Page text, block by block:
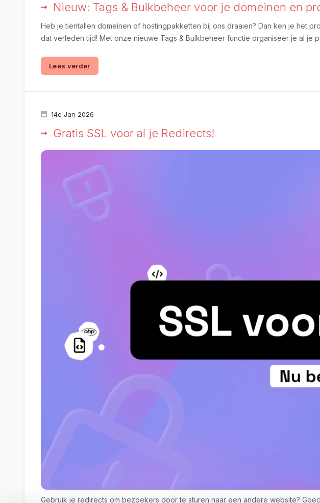
Nieuw: Tags & Bulkbeheer voor je domeinen en
Heb je tientallen domeinen of hostingpakketten bij ons draaien? Dan ken je het
dat verleden tijd! Met onze nieuwe Tags & Bulkbeheer functie organiseer je al je
Lees verder
14e Jan 2026
Gratis SSL voor al je Redirects!
Gebruik je redirects om bezoekers door te sturen naar een andere website?